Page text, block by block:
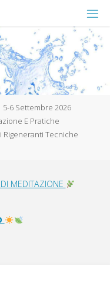
5-6 Settembre 2026
E Pratiche
Rigeneranti Tecniche
MEDITAZIONE